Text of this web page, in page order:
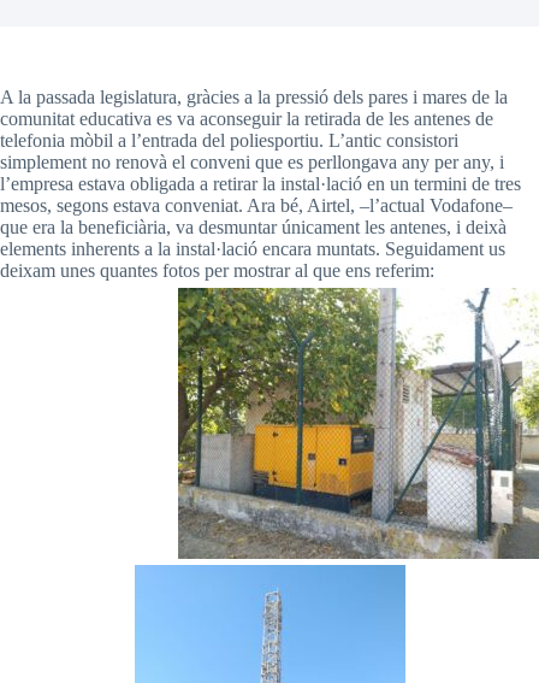
A la passada legislatura, gràcies a la pressió dels pares i mares de la
comunitat educativa es va aconseguir la retirada de les antenes de
telefonia mòbil a l’entrada del poliesportiu. L’antic consistori
simplement no renovà el conveni que es perllongava any per any, i
l’empresa estava obligada a retirar la instal·lació en un termini de tres
mesos, segons estava conveniat. Ara bé, Airtel, –l’actual Vodafone–
que era la beneficiària, va desmuntar únicament les antenes, i deixà
elements inherents a la instal·lació encara muntats. Seguidament us
deixam unes quantes fotos per mostrar al que ens referim: